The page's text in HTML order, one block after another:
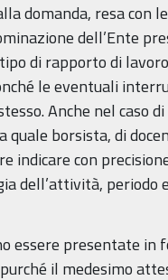
domanda, resa con
dell’Ente
di rapporto di
le eventuali
Anche nel caso
borsista, di
indicare con
dell’attività, periodo
essere presentate in
il medesimo